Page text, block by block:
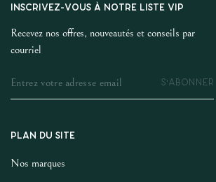
INSCRIVEZ-VOUS À NOTRE LISTE VIP
Recevez nos offres, nouveautés et conseils par
courriel
S'ABONNER
PLAN DU SITE
Nos marques